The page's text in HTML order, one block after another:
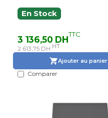
En Stock
3 136,50 DHTTC
2 613,75 DH HT
Ajouter au panier
Comparer